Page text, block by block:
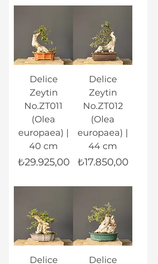
Delice
Zeytin
No.ZT011
(Olea
europaea) |
40 cm
Fiyat
₺29.925,00
Delice
Zeytin
No.ZT012
(Olea
europaea) |
44 cm
Fiyat
₺17.850,00
Delice Delice